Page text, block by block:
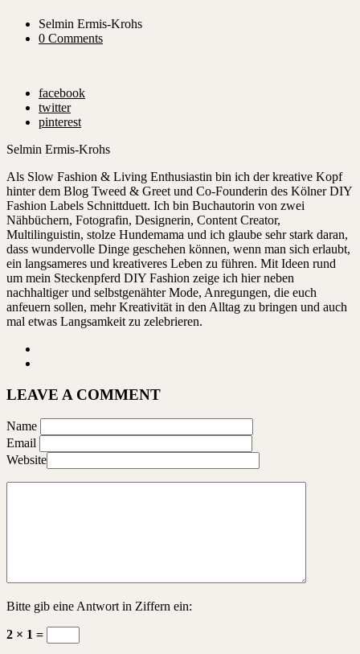
Selmin Ermis-Krohs
0 Comments
facebook
twitter
pinterest
Selmin Ermis-Krohs
Als Slow Fashion & Living Enthusiastin bin ich der kreative Kopf
hinter dem Blog Tweed & Greet und Co-Founderin des Kölner DIY
Fashion Labels Schnittduett. Ich bin Buchautorin von zwei
Nähbüchern, Fotografin, Designerin, Content Creator,
Multilinguistin, stolze Hundemama und ich glaube sehr stark daran,
dass wundervolle Dinge geschehen können, wenn man sich erlaubt,
ein langsameres und kreativeres Leben zu führen. Mit Ideen rund
um mein Steckenpferd DIY Fashion zeige ich hier neben
nachhaltiger und selbstgenähter Mode, Anregungen, die euch
anfeuern sollen, mehr Kreativität in den Alltag zu bringen und auch
mal etwas Langsamkeit zu zelebrieren.
LEAVE A COMMENT
Name
Email
Website
Bitte gib eine Antwort in Ziffern ein:
2 × 1 =